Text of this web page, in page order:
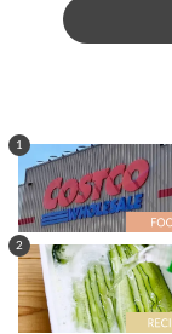
1
2